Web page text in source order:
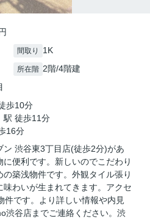
間取り 1K
所在階 2階/4階建
歩10分
駅 徒歩11分
16分
ン 渋谷東3丁目店(徒歩2分)があ
に便利です。新しいのでこだわり
築浅物件です。外観タイル張り
味わいが生まれてきます。アクセ
件です。より詳しい情報や内見
渋谷店までご連絡ください。渋